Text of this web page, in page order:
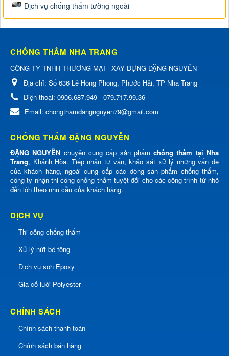
Dịch vụ chống thấm tường ngoài
CHỐNG THẤM NHA TRANG
CÔNG TY TNHH THƯƠNG MẠI - XÂY DỰNG ĐẶNG NGUYỄN
Địa chỉ: Số 636 Lê Hồng Phong, Phước Hải, TP Nha Trang
Điện thoại: 0906.687.949 - 079.717.99.36
Email: chongthamdangnguyen79@gmail.com
CHỐNG THẤM ĐẶNG NGUYỄN
ĐẶNG NGUYỄN chuyên cung cấp sản phẩmchống thấm tại Nha
Trang, Khánh Hòa. Tiếp nhận tư vấn, khảo sát xử lý những vấn đề
của khách hàng, ngoài cung cấp các dòng sản phẩm chống thấm,
công ty nhận thi công chống thấm tuyệt đối cho các công trình từ nhỏ
đến lớn theo nhu cầu của khách hàng.
DỊCH VỤ
Thi công chống thấm
Xử lý nứt bê tông
Dịch vụ sơn Epoxy
Gia cố lưới Polyester
CHÍNH SÁCH
Chính sách thanh toán
Chính sách bán hàng